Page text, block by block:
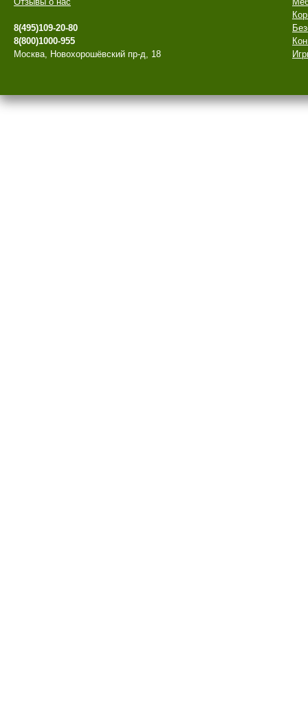
8(495)109-20-80
8(800)1000-955
Москва, Новохорошёвский пр-д, 18